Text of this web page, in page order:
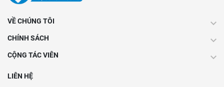
VỀ CHÚNG TÔI
CHÍNH SÁCH
CỘNG TÁC VIÊN
LIÊN HỆ